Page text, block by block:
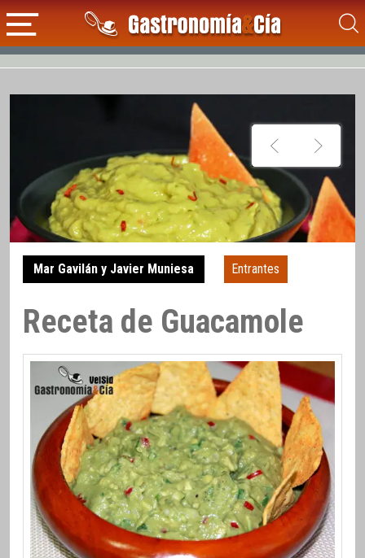
Mar Gavilán y Javier Muniesa Entrantes
Receta de Guacamole